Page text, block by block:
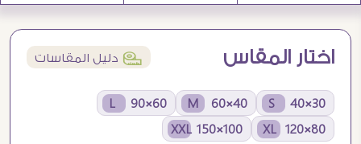
اختار المقاس í دليل المقاسات
30×40 S
40×60 M
60×90 L
80×120 XL
100×150 XXL